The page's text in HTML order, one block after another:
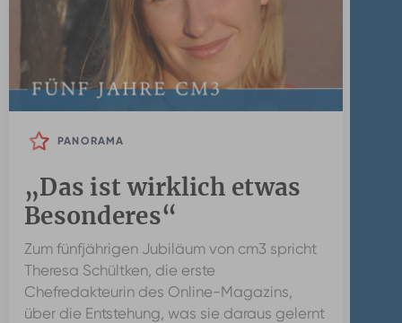
PANORAMA
„Das ist wirklich etwas
Besonderes“
Zum fünfjährigen Jubiläum von cm3 spricht
Theresa Schültken, die erste
Chefredakteurin des Online-Magazins,
über die Entstehung, was sie daraus gelernt